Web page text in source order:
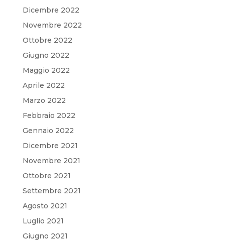
Dicembre 2022
Novembre 2022
Ottobre 2022
Giugno 2022
Maggio 2022
Aprile 2022
Marzo 2022
Febbraio 2022
Gennaio 2022
Dicembre 2021
Novembre 2021
Ottobre 2021
Settembre 2021
Agosto 2021
Luglio 2021
Giugno 2021